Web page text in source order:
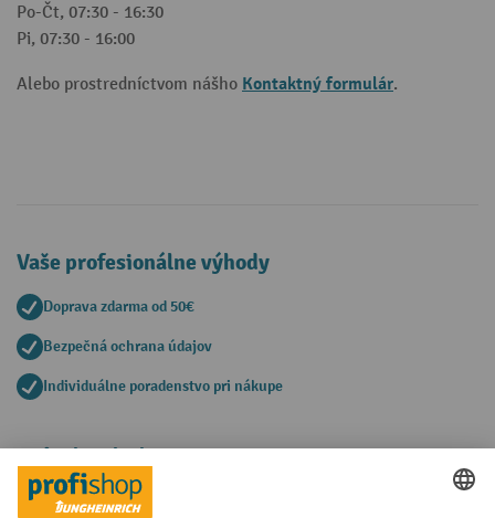
Po-Čt, 07:30 - 16:30
Pi, 07:30 - 16:00
Alebo prostredníctvom nášho Kontaktný formulár.
Vaše profesionálne výhody
Doprava zdarma od 50€
Bezpečná ochrana údajov
Individuálne poradenstvo pri nákupe
Spôsoby platby